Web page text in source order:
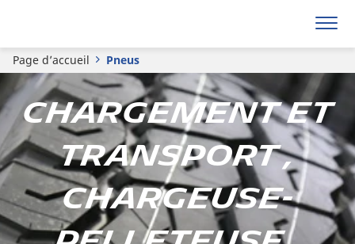
Page d’accueil Pneus
Chargement et
transport ,
Chargeuse-